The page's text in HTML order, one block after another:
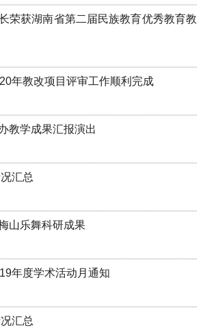
荣获湖南省第二届民族教育优秀教育教
年教改项目评审工作顺利完成
教学成果汇报演出
汇总
山乐舞科研成果
年度学术活动月通知
汇总